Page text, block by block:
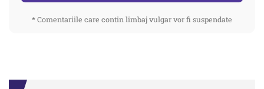
* Comentariile care contin limbaj vulgar vor fi suspendate